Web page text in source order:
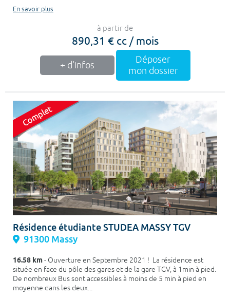
En savoir plus
à partir de
890,31 € cc / mois
+ d'infos
Déposer
mon dossier
Résidence étudiante STUDEA MASSY TGV
91300 Massy
16.58 km- Ouverture en Septembre 2021 ! La résidence est
située en face du pôle des gares et de la gare TGV, à 1min à pied.
De nombreux Bus sont accessibles à moins de 5 min à pied en
moyenne dans les deux...